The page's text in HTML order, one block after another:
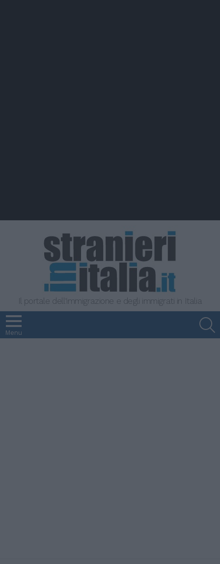
Il portale dell'immigrazione e degli immigrati in Italia
Menu